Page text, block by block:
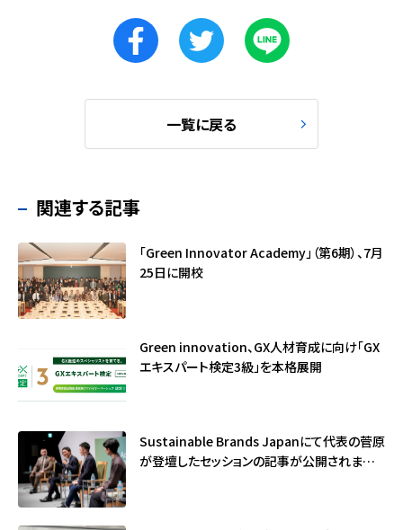
一覧に戻る
関連する記事
「Green Innovator Academy」（第6期）、7月
25日に開校
Green innovation、GX人材育成に向け「GX
エキスパート検定3級」を本格展開
Sustainable Brands Japanにて代表の菅原
が登壇したセッションの記事が公開されました